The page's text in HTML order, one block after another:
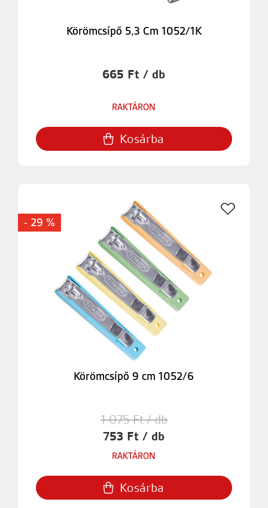
Körömcsípő 5,3 Cm 1052/1K
665 Ft / db
RAKTÁRON
Kosárba
- 29 %
Körömcsípő 9 cm 1052/6
1 075 Ft / db
753 Ft / db
RAKTÁRON
Kosárba